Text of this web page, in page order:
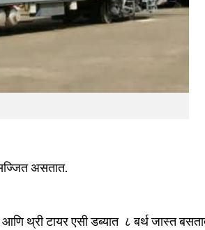
असतात.
थ्री टायर एसी डब्यात ८ बर्थ जास्त